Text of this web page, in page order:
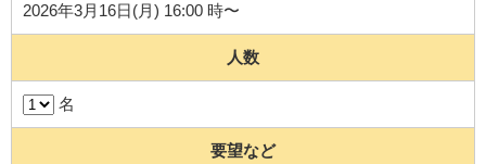
2026年3月16日(月) 16:00 時〜
人数
名
要望など